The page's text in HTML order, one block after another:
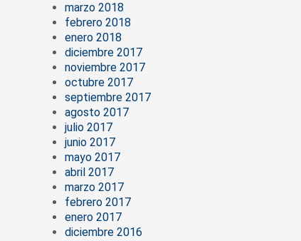
marzo 2018
febrero 2018
enero 2018
diciembre 2017
noviembre 2017
octubre 2017
septiembre 2017
agosto 2017
julio 2017
junio 2017
mayo 2017
abril 2017
marzo 2017
febrero 2017
enero 2017
diciembre 2016